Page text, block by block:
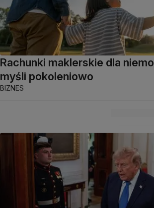
Rachunki maklerskie dla
myśli pokoleniowo
BIZNES